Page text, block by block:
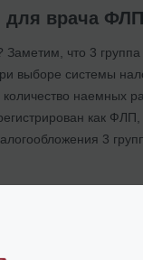
для врача ФЛП
что 3
выборе системы
наемных
как
3
именно они и